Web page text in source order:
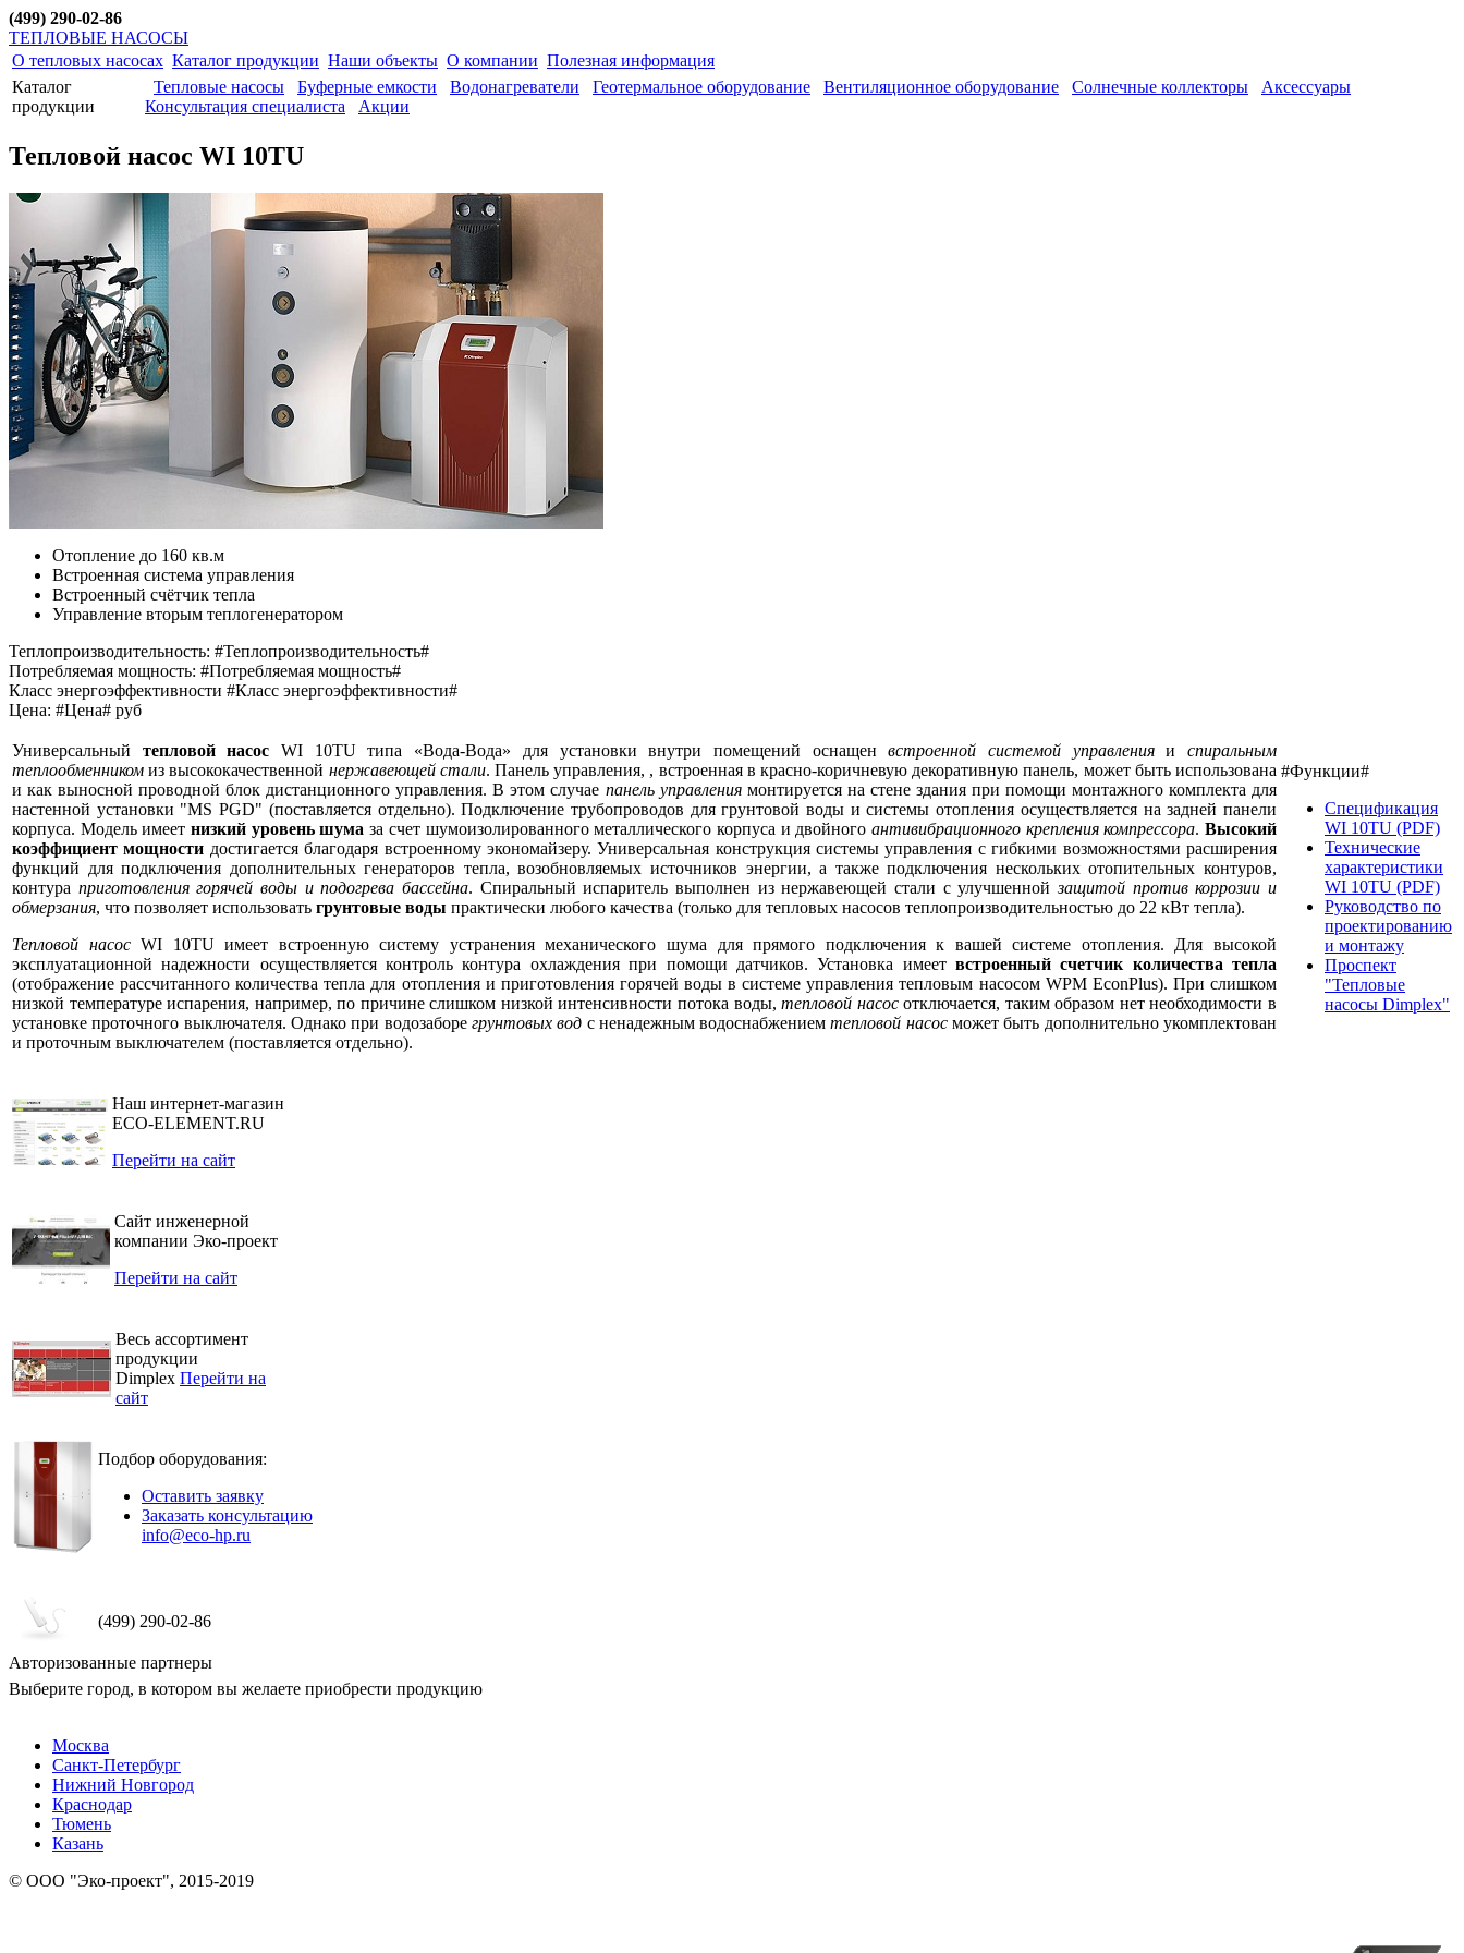
(499) 290-02-86
ТЕПЛОВЫЕ НАСОСЫ
О тепловых насосах Каталог продукции Наши объекты О компании Полезная информация
Каталог
продукции
Тепловые насосы Буферные емкости Водонагреватели Геотермальное оборудование Вентиляционное оборудование Солнечные коллекторы
Аксессуары
Консультация специалиста
Акции
Тепловой насос WI 10TU
Отопление до 160 кв.м
Встроенная система управления
Встроенный счётчик тепла
Управление вторым теплогенератором
Теплопроизводительность: #Теплопроизводительность#
Потребляемая мощность: #Потребляемая мощность#
Класс энергоэффективности #Класс энергоэффективности#
Цена: #Цена# руб
Универсальный тепловой насос WI 10TU типа «Вода-Вода» для установки внутри помещений оснащенвстроенной системой управленияи спиральным
теплообменником из высококачественной нержавеющей стали. Панель управления, , встроенная в красно-коричневую декоративную панель, может быть использована
и как выносной проводной блок дистанционного управления. В этом случае панель управлениямонтируется на стене здания при помощи монтажного комплекта для
настенной установки "MS PGD" (поставляется отдельно). Подключение трубопроводов для грунтовой воды и системы отопления осуществляется на задней панели
корпуса. Модель имеетнизкий уровень шума за счет шумоизолированного металлического корпуса и двойного антивибрационного крепления компрессора. Высокий
коэффициент мощности достигается благодаря встроенному экономайзеру. Универсальная конструкция системы управления с гибкими возможностями расширения
функций для подключения дополнительных генераторов тепла, возобновляемых источников энергии, а также подключения нескольких отопительных контуров,
контура приготовления горячей воды и подогрева бассейна. Спиральный испаритель выполнен из нержавеющей стали с улучшенной защитой против коррозии и
обмерзания, что позволяет использовать грунтовые воды практически любого качества (только для тепловых насосов теплопроизводительностью до 22 кВт тепла).
Тепловой насосWI 10TU имеет встроенную систему устранения механического шума для прямого подключения к вашей системе отопления. Для высокой
эксплуатационной надежности осуществляется контроль контура охлаждения при помощи датчиков. Установка имеет встроенный счетчик количества тепла
(отображение рассчитанного количества тепла для отопления и приготовления горячей воды в системе управления тепловым насосом WPM EconPlus). При слишком
низкой температуре испарения, например, по причине слишком низкой интенсивности потока воды,тепловой насосотключается, таким образом нет необходимости в
установке проточного выключателя. Однако при водозаборе грунтовых вод с ненадежным водоснабжениемтепловой насосможет быть дополнительно укомплектован
и проточным выключателем (поставляется отдельно).
#Функции#
Спецификация
WI 10TU (PDF)
Технические
характеристики
WI 10TU (PDF)
Руководство по
проектированию
и монтажу
Проспект
"Тепловые
насосы Dimplex"
Наш интернет-магазин
ECO-ELEMENT.RU
Перейти на сайт
Сайт инженерной
компании Эко-проект
Перейти на сайт
Весь ассортимент
продукции
Dimplex Перейти на
сайт
Подбор оборудования:
Оставить заявку
Заказать консультацию
info@eco-hp.ru
(499) 290-02-86
Авторизованные партнеры
Выберите город, в котором вы желаете приобрести продукцию
Москва
Санкт-Петербург
Нижний Новгород
Краснодар
Тюмень
Казань
© ООО "Эко-проект", 2015-2019